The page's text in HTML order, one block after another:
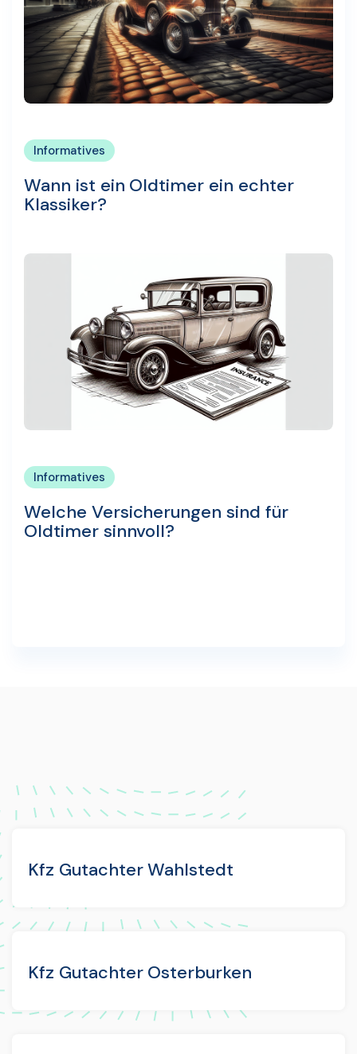
Informatives
Wann ist ein Oldtimer ein echter
Klassiker?
Informatives
Welche Versicherungen sind für
Oldtimer sinnvoll?
Kfz Gutachter Wahlstedt
Kfz Gutachter Osterburken